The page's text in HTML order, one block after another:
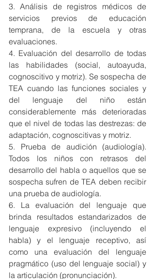
3. Análisis de registros médicos de
servicios previos de educación
temprana, de la escuela y otras
evaluaciones.
4. Evaluación del desarrollo de todas
las habilidades (social, autoayuda,
cognoscitivo y motriz). Se sospecha de
TEA cuando las funciones sociales y
del lenguaje del niño están
considerablemente más deterioradas
que el nivel de todas las destrezas: de
adaptación, cognoscitivas y motriz.
5. Prueba de audición (audiología).
Todos los niños con retrasos del
desarrollo del habla o aquellos que se
sospecha sufren de TEA deben recibir
una prueba de audiología.
6. La evaluación del lenguaje que
brinda resultados estandarizados de
lenguaje expresivo (incluyendo el
habla) y el lenguaje receptivo, así
como una evaluación del lenguaje
pragmático (uso del lenguaje social) y
la articulación (pronunciación).